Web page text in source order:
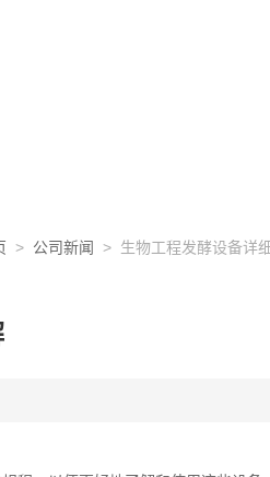
> 公司新闻 > 生物工程发酵设备详